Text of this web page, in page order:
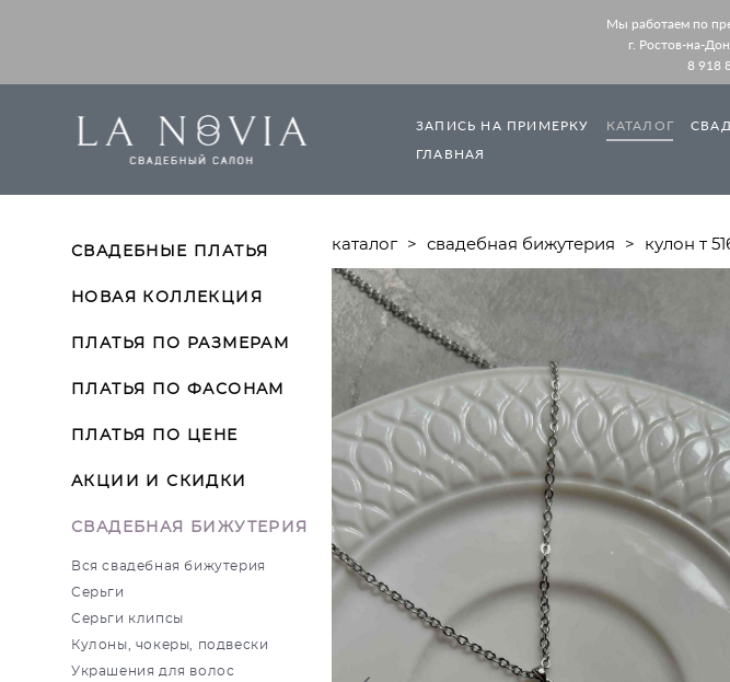
Мы работаем по
г. Ростов-на-
8 918
ЗАПИСЬ НА ПРИМЕРКУ КАТАЛОГ
ГЛАВНАЯ
СВАДЕБНЫЕ ПЛАТЬЯ
НОВАЯ КОЛЛЕКЦИЯ
ПЛАТЬЯ ПО РАЗМЕРАМ
ПЛАТЬЯ ПО ФАСОНАМ
ПЛАТЬЯ ПО ЦЕНЕ
АКЦИИ И СКИДКИ
СВАДЕБНАЯ БИЖУТЕРИЯ
Вся свадебная бижутерия
Серьги
Серьги клипсы
Кулоны, чокеры, подвески
Украшения для волос
каталог > свадебная бижутерия > кулон т